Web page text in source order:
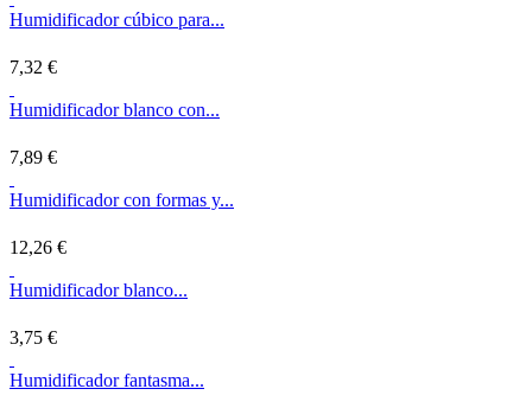
Humidificador cúbico para...
7,32 €
Humidificador blanco con...
7,89 €
Humidificador con formas y...
12,26 €
Humidificador blanco...
3,75 €
Humidificador fantasma...